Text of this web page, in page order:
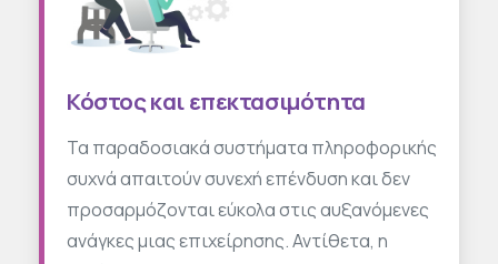
Κόστος και επεκτασιμότητα
Τα παραδοσιακά συστήματα πληροφορικής
συχνά απαιτούν συνεχή επένδυση και δεν
προσαρμόζονται εύκολα στις αυξανόμενες
ανάγκες μιας επιχείρησης. Αντίθετα, η